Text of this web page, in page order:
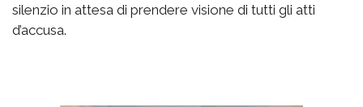
silenzio in attesa di prendere visione di tutti gli atti
d’accusa.